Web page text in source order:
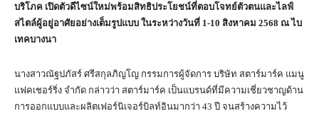
บริโภค เปิดตัวดีไซน์ใหม่พร้อมสิทธิประโยชน์ที่ตอบโจทย์ตัวตนและไลฟ์
สไตล์ผู้อยู่อาศัยอย่างเต็มรูปแบบ ในระหว่างวันที่ 1-10 สิงหาคม 2568 ณ ไบ
เทคบางนา
นางสาวณัฐปภัสร์ ศรีสกุลภิญโญ กรรมการผู้จัดการ บริษัท สตาร์มาร์ค แมนู
แฟคเชอร์ริ่ง จำกัด กล่าวว่า สตาร์มาร์ค เป็นแบรนด์ที่มีความเชี่ยวชาญด้าน
การออกแบบและผลิตเฟอร์นิเจอร์บิลท์อินมากว่า 43 ปี จนสร้างความไว้